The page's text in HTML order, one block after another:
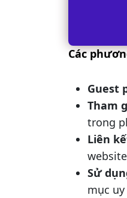
Các
Guest
Tham
trong
Liên
Sử
mục